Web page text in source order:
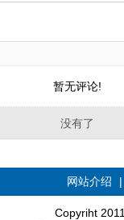
暂无评论!
没有了
网站介绍
Copyriht